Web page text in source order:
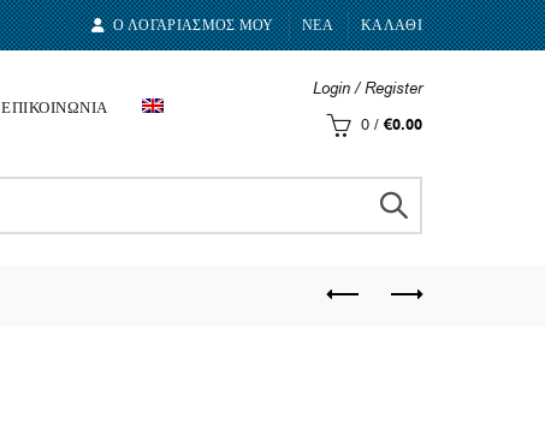
Ο ΛΟΓΑΡΙΑΣΜΟΣ ΜΟΥ ΝΕΑ ΚΑΛΑΘΙ
ΕΠΙΚΟΙΝΩΝΙΑ
Login / Register
0 / €0.00